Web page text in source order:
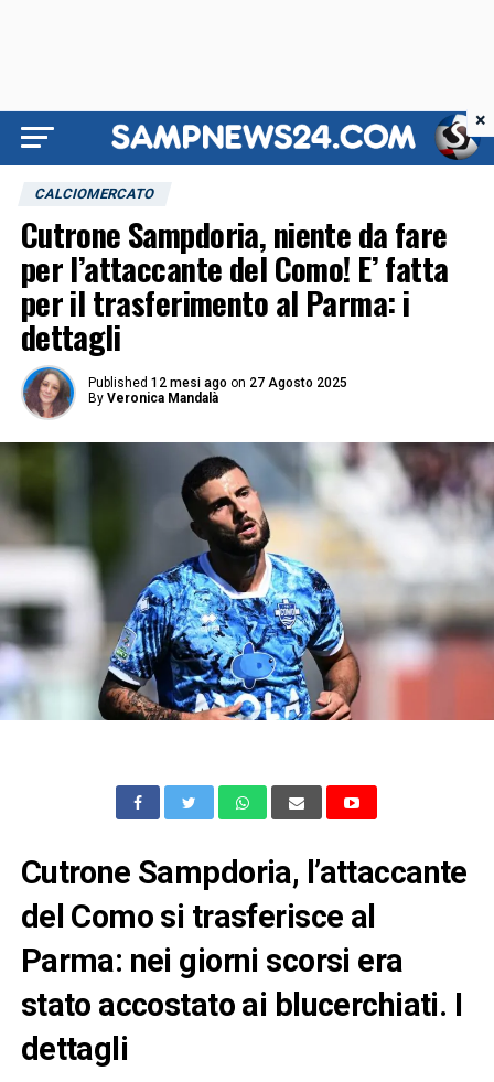
CALCIOMERCATO
Cutrone Sampdoria, niente da fare
per l’attaccante del Como! E’ fatta
per il trasferimento al Parma: i
dettagli
Published 12 mesi ago on 27 Agosto 2025
By Veronica Mandalà
Cutrone Sampdoria, l’attaccante
del Como si trasferisce al
Parma: nei giorni scorsi era
stato accostato ai blucerchiati. I
dettagli
×